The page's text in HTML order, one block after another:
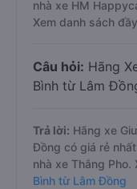
nhà xe HM
Xem danh sách
Câu hỏi: Hãng
Bình từ Lâm
Trả lời: Hãng xe
Đồng có giá rẻ
nhà xe Thắng Pho.
Bình từ Lâm Đồng